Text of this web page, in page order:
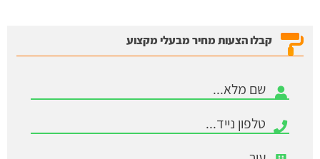
קבלו הצעות מחיר מבעלי מקצוע